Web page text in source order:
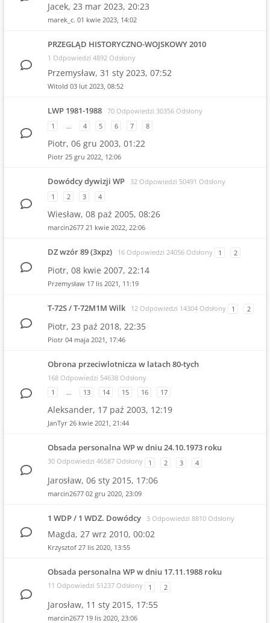
Jacek, 23 mar 2023, 20:23
marek_c. 01 kwie 2023, 14:02
PRZEGLĄD HISTORYCZNO-WOJSKOWY 2010
1 Odpowiedzi 4892 Odsłony
Przemysław, 31 sty 2023, 07:52
Witold 03 lut 2023, 08:52
LWP 1981-1988 70 Odpowiedzi 30356 Odsłony
1
… 4 5 6 7 8
Piotr, 06 gru 2003, 01:22
Piotr 25 gru 2022, 12:06
Dowódcy dywizji WP 32 Odpowiedzi 50491 Odsłony
1
2 3 4
Wiesław, 08 paź 2005, 08:26
marcin2677 21 kwie 2022, 22:06
DZ wzór 89 (3xpz) 16 Odpowiedzi 24056 Odsłony 1 2
Piotr, 08 kwie 2007, 22:14
Przemysław 17 lis 2021, 11:19
T-72S / T-72M1M Wilk 12 Odpowiedzi 14304 Odsłony 1 2
Piotr, 23 paź 2018, 22:35
Piotr 04 maja 2021, 17:46
Obrona przeciwlotnicza w latach 80-tych
168 Odpowiedzi 54638 Odsłony
1
… 13 14 15 16 17
Aleksander, 17 paź 2003, 12:19
JanTyr 26 kwie 2021, 21:44
Obsada personalna WP w dniu 24.10.1973 roku
30 Odpowiedzi 46587 Odsłony 1 2 3 4
Jarosław, 06 sty 2015, 17:06
marcin2677 02 gru 2020, 23:09
1 WDP / 1 WDZ. Dowódcy 3 Odpowiedzi 8810 Odsłony
Magda, 27 wrz 2010, 00:02
Krzysztof 27 lis 2020, 13:55
Obsada personalna WP w dniu 17.11.1988 roku
11 Odpowiedzi 51237 Odsłony 1 2
Jarosław, 11 sty 2015, 17:55
marcin2677 19 lis 2020, 23:06